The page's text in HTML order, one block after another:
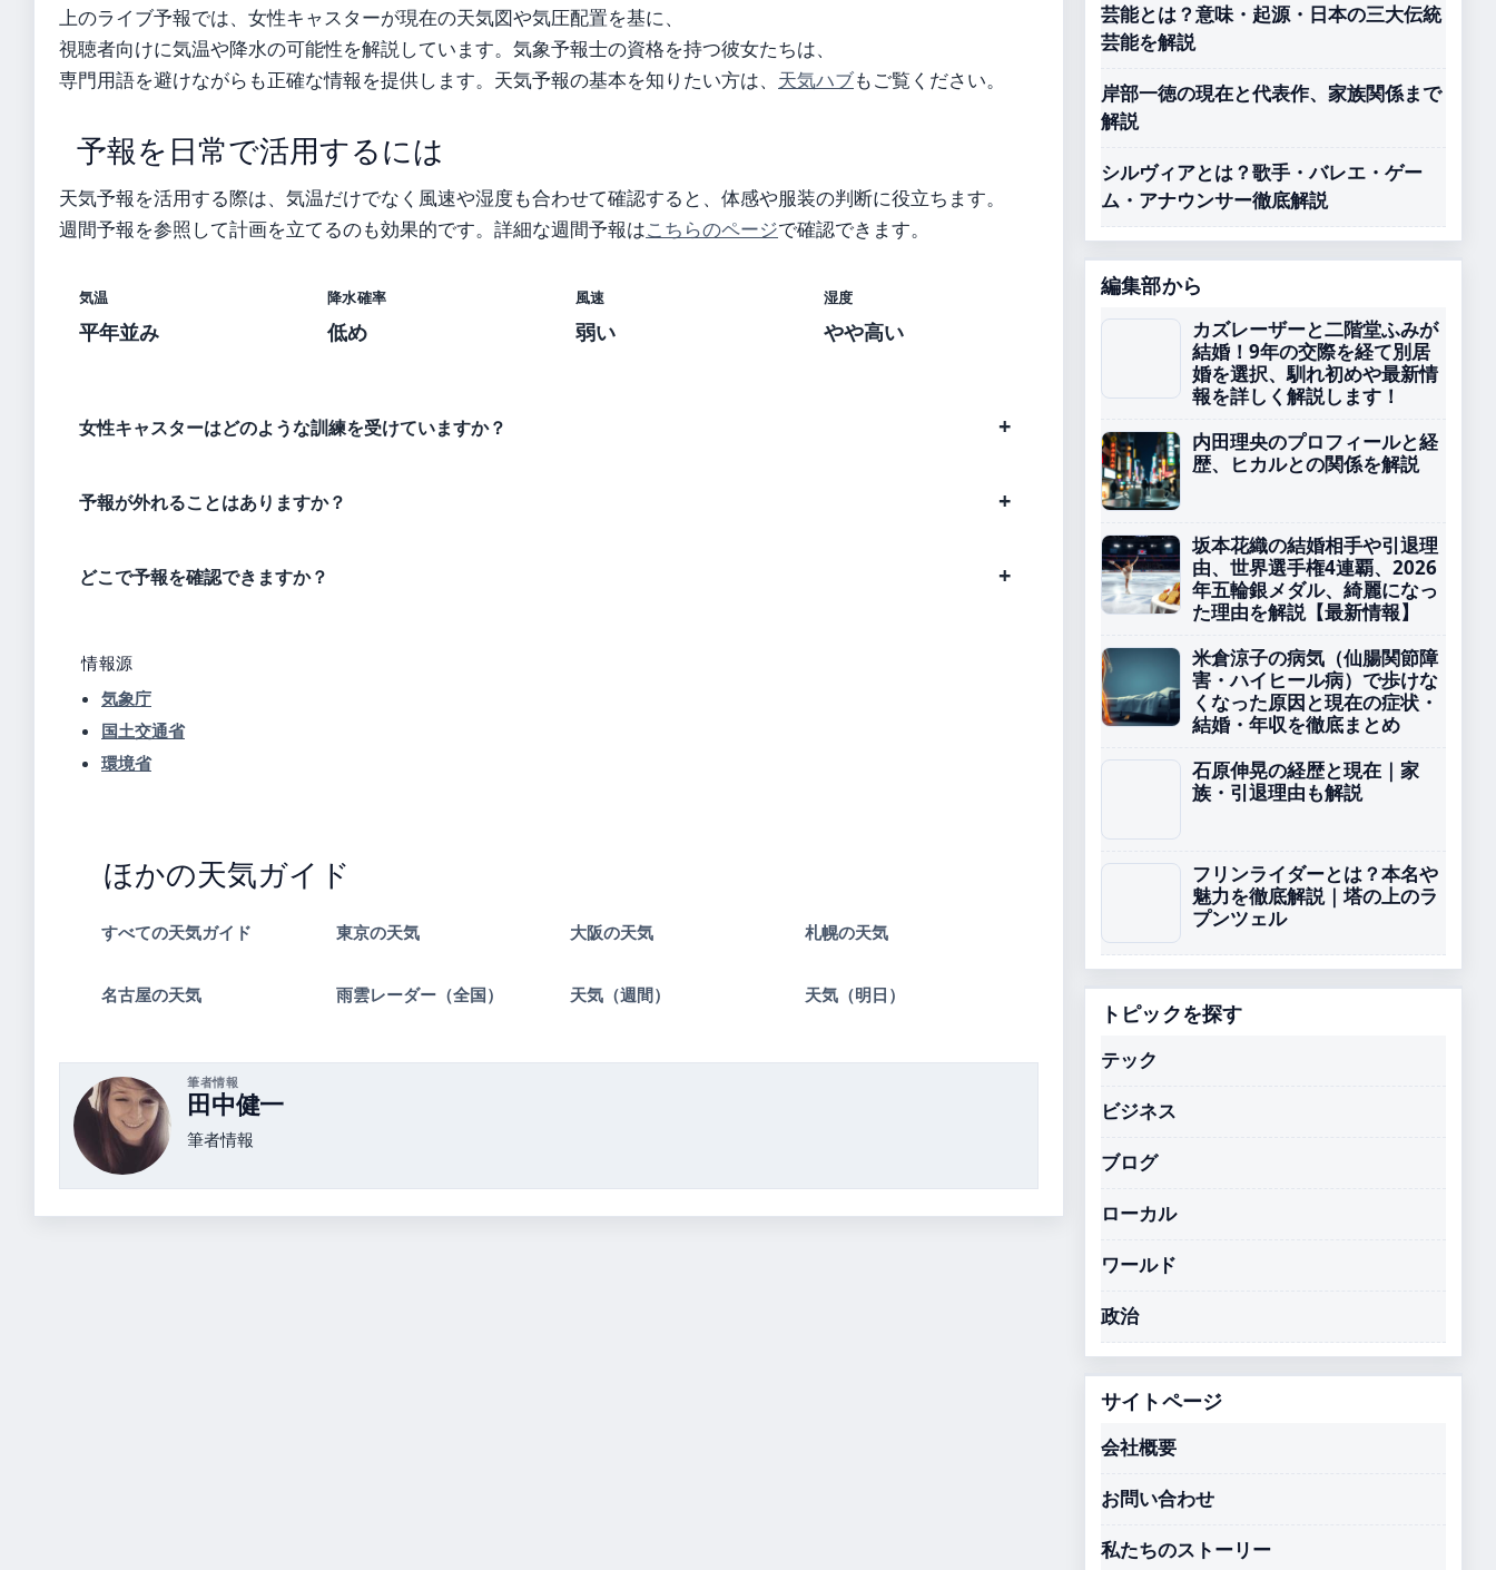
上のライブ予報では、女性キャスターが現在の天気図や気圧配置を基に、
視聴者向けに気温や降水の可能性を解説しています。気象予報士の資格を持つ彼女たちは、
専門用語を避けながらも正確な情報を提供します。天気予報の基本を知りたい方は、 天気ハブもご覧ください。
予報を日常で活用するには
天気予報を活用する際は、気温だけでなく風速や湿度も合わせて確認すると、体感や服装の判断に役立ちます。
週間予報を参照して計画を立てるのも効果的です。詳細な週間予報はこちらのページで確認できます。
気温
平年並み
降水確率
低め
風速
弱い
湿度
やや高い
女性キャスターはどのような訓練を受けていますか？
予報が外れることはありますか？
どこで予報を確認できますか？
情報源
気象庁
国土交通省
環境省
ほかの天気ガイド
すべての天気ガイド 東京の天気 大阪の天気 札幌の天気
名古屋の天気 雨雲レーダー（全国） 天気（週間） 天気（明日）
筆者情報
田中健一
筆者情報
芸能とは？意味・起源・日本の三大伝統
芸能を解説
岸部一徳の現在と代表作、家族関係まで
解説
シルヴィアとは？歌手・バレエ・ゲー
ム・アナウンサー徹底解説
編集部から
カズレーザーと二階堂ふみが
結婚！9年の交際を経て別居
婚を選択、馴れ初めや最新情
報を詳しく解説します！
内田理央のプロフィールと経
歴、ヒカルとの関係を解説
坂本花織の結婚相手や引退理
由、世界選手権4連覇、2026
年五輪銀メダル、綺麗になっ
た理由を解説【最新情報】
米倉涼子の病気（仙腸関節障
害・ハイヒール病）で歩けな
くなった原因と現在の症状・
結婚・年収を徹底まとめ
石原伸晃の経歴と現在｜家
族・引退理由も解説
フリンライダーとは？本名や
魅力を徹底解説｜塔の上のラ
プンツェル
トピックを探す
テック
ビジネス
ブログ
ローカル
ワールド
政治
サイトページ
会社概要
お問い合わせ
私たちのストーリー